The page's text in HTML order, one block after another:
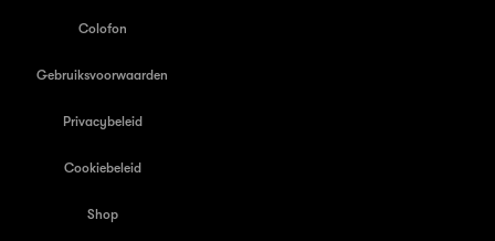
Colofon
Gebruiksvoorwaarden
Privacybeleid
Cookiebeleid
Shop